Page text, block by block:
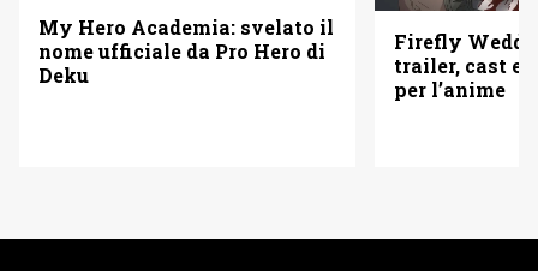
My Hero Academia: svelato il
nome ufficiale da Pro Hero di
Deku
Firefly
trailer, cast e
per l’anime